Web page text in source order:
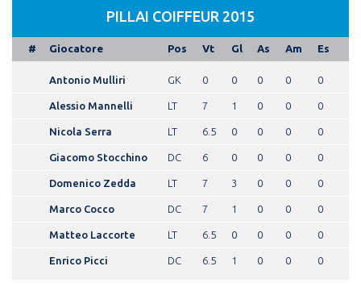
PILLAI COIFFEUR 2015
# Giocatore Pos Vt Gl As Am Es
Antonio Mulliri GK 0 0 0 0 0
Alessio Mannelli LT 7 1 0 0 0
Nicola Serra LT 6.5 0 0 0 0
Giacomo Stocchino DC 6 0 0 0 0
Domenico Zedda LT 7 3 0 0 0
Marco Cocco DC 7 1 0 0 0
Matteo Laccorte LT 6.5 0 0 0 0
Enrico Picci DC 6.5 1 0 0 0